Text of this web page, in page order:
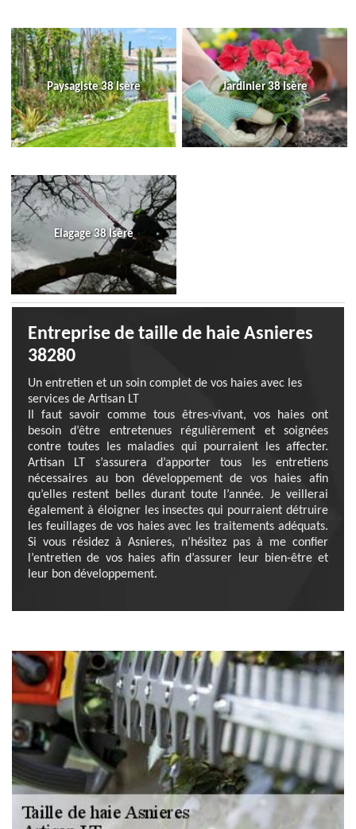
Paysagiste 38 Isère Jardinier 38 Isère
Elagage 38 Isère
Entreprise de taille de haie Asnieres
38280
Un entretien et un soin complet de vos haies avec les
services de Artisan LT
Il faut savoir comme tous êtres-vivant, vos haies ont
besoin d’être entretenues régulièrement et soignées
contre toutes les maladies qui pourraient les affecter.
Artisan LT s’assurera d’apporter tous les entretiens
nécessaires au bon développement de vos haies afin
qu’elles restent belles durant toute l’année. Je veillerai
également à éloigner les insectes qui pourraient détruire
les feuillages de vos haies avec les traitements adéquats.
Si vous résidez à Asnieres, n’hésitez pas à me confier
l’entretien de vos haies afin d’assurer leur bien-être et
leur bon développement.